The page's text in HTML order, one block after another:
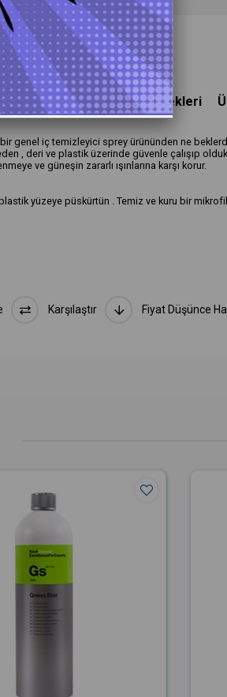
(0) Ödeme Seçenekleri
genel iç temizleyici sprey ürününden ne
, deri ve plastik üzerinde güvenle çalışıp
ve güneşin zararlı ışınlarına karşı korur.
yüzeye püskürtün . Temiz ve kuru bir
Karşılaştır Fiyat Düşünce